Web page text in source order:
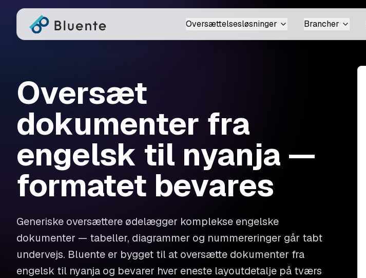
Oversættelsesløsninger Brancher
Oversæt
dokumenter fra
engelsk til nyanja —
formatet bevares
Generiske oversættere ødelægger komplekse engelske
dokumenter — tabeller, diagrammer og nummereringer går tabt
undervejs. Bluente er bygget til at oversætte dokumenter fra
engelsk til nyanja og bevarer hver eneste layoutdetalje på tværs